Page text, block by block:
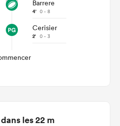
Barrere
4' 0 - 8
Cerisier
2' 0 - 3
les 22 m